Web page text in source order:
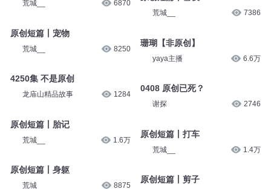
荒城__ 6870
原创短篇丨宠物
荒城__ 8250
4250集 不是原创
龙庙山精品故事 1284
原创短篇丨胎记
荒城__ 1.6万
原创短篇丨身躯
荒城__ 8875
荒城__ 7386
珊瑚【非原创】
yaya主播 6.6万
0408 原创已死？
谢探 2746
原创短篇丨打车
荒城__ 1.4万
原创短篇丨剪子